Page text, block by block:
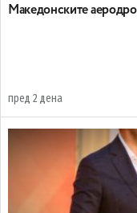
Maкедонските
пред 2 дена